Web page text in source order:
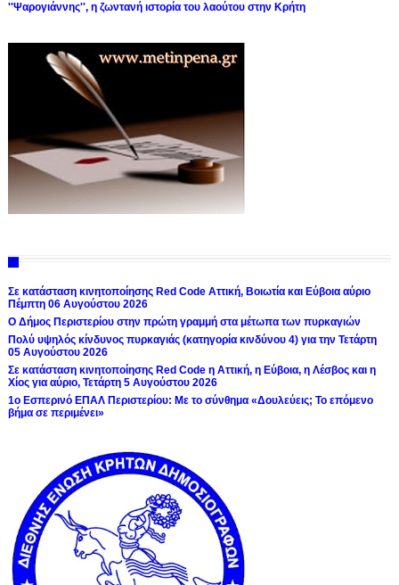
''Ψαρογιάννης'', η ζωντανή ιστορία του λαούτου στην Κρήτη
Σε κατάσταση κινητοποίησης Red Code Αττική, Βοιωτία και Εύβοια αύριο
Πέμπτη 06 Αυγούστου 2026
Ο Δήμος Περιστερίου στην πρώτη γραμμή στα μέτωπα των πυρκαγιών
Πολύ υψηλός κίνδυνος πυρκαγιάς (κατηγορία κινδύνου 4) για την Τετάρτη
05 Αυγούστου 2026
Σε κατάσταση κινητοποίησης Red Code η Αττική, η Εύβοια, η Λέσβος και η
Χίος για αύριο, Τετάρτη 5 Αυγούστου 2026
1ο Εσπερινό ΕΠΑΛ Περιστερίου: Με το σύνθημα «Δουλεύεις; Το επόμενο
βήμα σε περιμένει»